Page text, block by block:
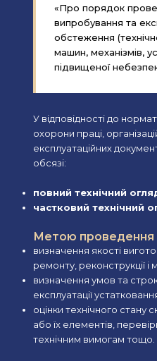
«Про порядок
випробування та
обстеження
машин, механізмів,
підвищеної
У відповідності до
охорони праці,
експлуатаційних
обсязі:
повний технічний
частковий технічний
Метою проведення
визначення якості
ремонту, реконструкції і
визначення умов та
експлуатації
оцінки технічного стану
або їх елементів,
технічним вимогам тощо.